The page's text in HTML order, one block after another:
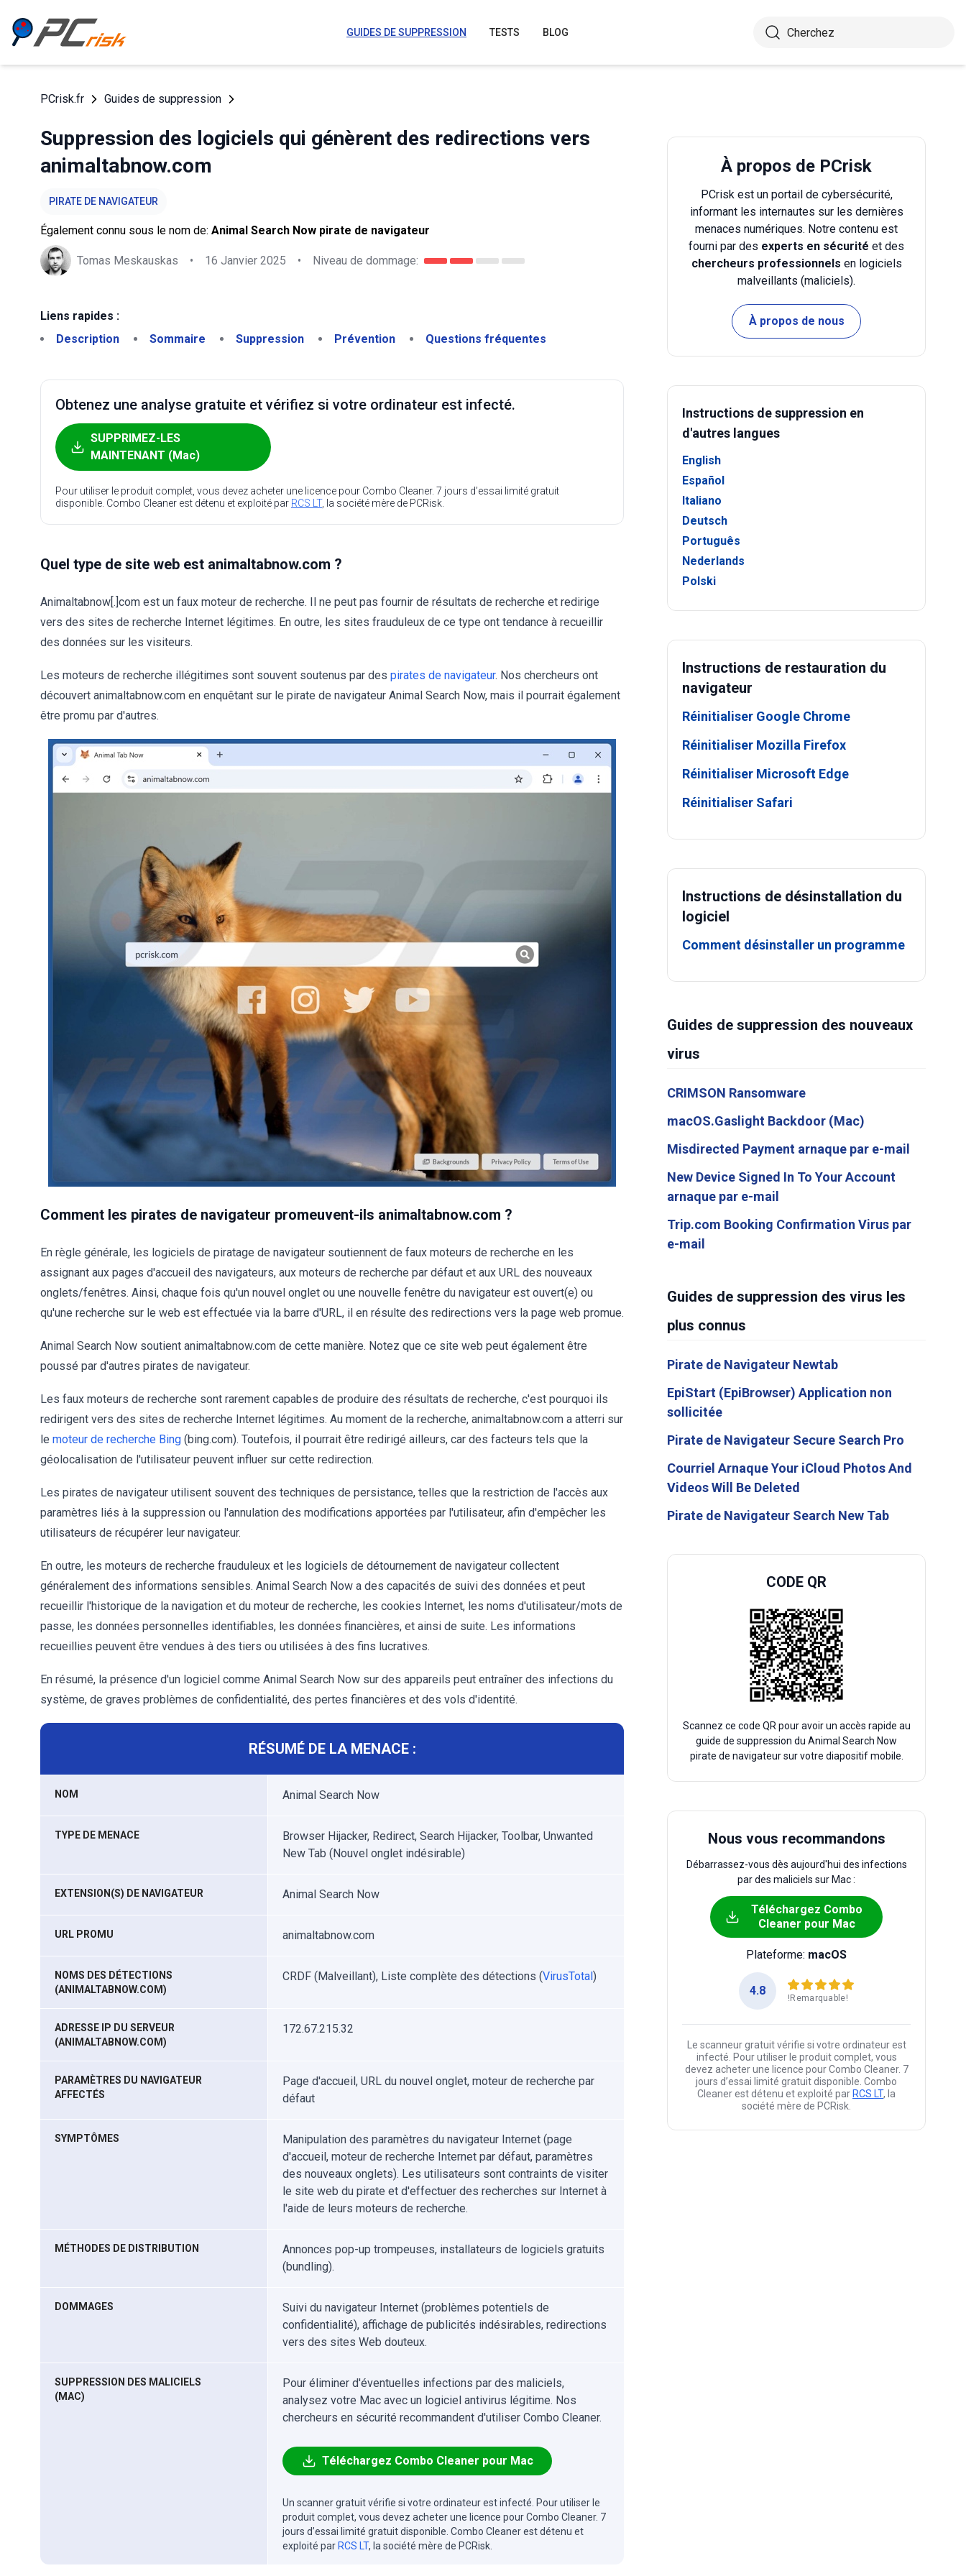
GUIDES DE SUPPRESSION TESTS BLOG
PCrisk.fr Guides de suppression
Suppression des logiciels qui génèrent des redirections vers
animaltabnow.com
PIRATE DE NAVIGATEUR
Également connu sous le nom de: Animal Search Now pirate de navigateur
Tomas Meskauskas • 16 Janvier 2025 • Niveau de dommage:
Liens rapides :
Description
Sommaire Suppression Prévention Questions fréquentes
Obtenez une analyse gratuite et vérifiez si votre ordinateur est infecté.
SUPPRIMEZ-LES
MAINTENANT (Mac)
Pour utiliser le produit complet, vous devez acheter une licence pour Combo Cleaner. 7 jours d’essai limité gratuit
disponible. Combo Cleaner est détenu et exploité par RCS LT, la société mère de PCRisk.
Quel type de site web est animaltabnow.com ?
Animaltabnow[.]com est un faux moteur de recherche. Il ne peut pas fournir de résultats de recherche et redirige
vers des sites de recherche Internet légitimes. En outre, les sites frauduleux de ce type ont tendance à recueillir
des données sur les visiteurs.
Les moteurs de recherche illégitimes sont souvent soutenus par des pirates de navigateur. Nos chercheurs ont
découvert animaltabnow.com en enquêtant sur le pirate de navigateur Animal Search Now, mais il pourrait également
être promu par d'autres.
Comment les pirates de navigateur promeuvent-ils animaltabnow.com ?
En règle générale, les logiciels de piratage de navigateur soutiennent de faux moteurs de recherche en les
assignant aux pages d'accueil des navigateurs, aux moteurs de recherche par défaut et aux URL des nouveaux
onglets/fenêtres. Ainsi, chaque fois qu'un nouvel onglet ou une nouvelle fenêtre du navigateur est ouvert(e) ou
qu'une recherche sur le web est effectuée via la barre d'URL, il en résulte des redirections vers la page web promue.
Animal Search Now soutient animaltabnow.com de cette manière. Notez que ce site web peut également être
poussé par d'autres pirates de navigateur.
Les faux moteurs de recherche sont rarement capables de produire des résultats de recherche, c'est pourquoi ils
redirigent vers des sites de recherche Internet légitimes. Au moment de la recherche, animaltabnow.com a atterri sur
le moteur de recherche Bing (bing.com). Toutefois, il pourrait être redirigé ailleurs, car des facteurs tels que la
géolocalisation de l'utilisateur peuvent influer sur cette redirection.
Les pirates de navigateur utilisent souvent des techniques de persistance, telles que la restriction de l'accès aux
paramètres liés à la suppression ou l'annulation des modifications apportées par l'utilisateur, afin d'empêcher les
utilisateurs de récupérer leur navigateur.
En outre, les moteurs de recherche frauduleux et les logiciels de détournement de navigateur collectent
généralement des informations sensibles. Animal Search Now a des capacités de suivi des données et peut
recueillir l'historique de la navigation et du moteur de recherche, les cookies Internet, les noms d'utilisateur/mots de
passe, les données personnelles identifiables, les données financières, et ainsi de suite. Les informations
recueillies peuvent être vendues à des tiers ou utilisées à des fins lucratives.
En résumé, la présence d'un logiciel comme Animal Search Now sur des appareils peut entraîner des infections du
système, de graves problèmes de confidentialité, des pertes financières et des vols d'identité.
RÉSUMÉ DE LA MENACE :
NOM Animal Search Now
TYPE DE MENACE
Browser Hijacker, Redirect, Search Hijacker, Toolbar, Unwanted
New Tab (Nouvel onglet indésirable)
EXTENSION(S) DE NAVIGATEUR Animal Search Now
URL PROMU animaltabnow.com
NOMS DES DÉTECTIONS
(ANIMALTABNOW.COM)
CRDF (Malveillant), Liste complète des détections (VirusTotal)
ADRESSE IP DU SERVEUR
(ANIMALTABNOW.COM)
172.67.215.32
PARAMÈTRES DU NAVIGATEUR
AFFECTÉS
Page d'accueil, URL du nouvel onglet, moteur de recherche par
défaut
SYMPTÔMES
Manipulation des paramètres du navigateur Internet (page
d'accueil, moteur de recherche Internet par défaut, paramètres
des nouveaux onglets). Les utilisateurs sont contraints de visiter
le site web du pirate et d'effectuer des recherches sur Internet à
l'aide de leurs moteurs de recherche.
MÉTHODES DE DISTRIBUTION
Annonces pop-up trompeuses, installateurs de logiciels gratuits
(bundling).
DOMMAGES
Suivi du navigateur Internet (problèmes potentiels de
confidentialité), affichage de publicités indésirables, redirections
vers des sites Web douteux.
SUPPRESSION DES MALICIELS
(MAC)
Pour éliminer d'éventuelles infections par des maliciels,
analysez votre Mac avec un logiciel antivirus légitime. Nos
chercheurs en sécurité recommandent d'utiliser Combo Cleaner.
Téléchargez Combo Cleaner pour Mac
Un scanner gratuit vérifie si votre ordinateur est infecté. Pour utiliser le
produit complet, vous devez acheter une licence pour Combo Cleaner. 7
jours d’essai limité gratuit disponible. Combo Cleaner est détenu et
exploité par RCS LT, la société mère de PCRisk.
À propos de PCrisk
PCrisk est un portail de cybersécurité,
informant les internautes sur les dernières
menaces numériques. Notre contenu est
fourni par des experts en sécurité et des
chercheurs professionnels en logiciels
malveillants (maliciels).
À propos de nous
Instructions de suppression en
d'autres langues
English
Español
Italiano
Deutsch
Português
Nederlands
Polski
Instructions de restauration du
navigateur
Réinitialiser Google Chrome
Réinitialiser Mozilla Firefox
Réinitialiser Microsoft Edge
Réinitialiser Safari
Instructions de désinstallation du
logiciel
Comment désinstaller un programme
Guides de suppression des nouveaux
virus
CRIMSON Ransomware
macOS.Gaslight Backdoor (Mac)
Misdirected Payment arnaque par e-mail
New Device Signed In To Your Account
arnaque par e-mail
Trip.com Booking Confirmation Virus par
e-mail
Guides de suppression des virus les
plus connus
Pirate de Navigateur Newtab
EpiStart (EpiBrowser) Application non
sollicitée
Pirate de Navigateur Secure Search Pro
Courriel Arnaque Your iCloud Photos And
Videos Will Be Deleted
Pirate de Navigateur Search New Tab
CODE QR
Scannez ce code QR pour avoir un accès rapide au
guide de suppression du Animal Search Now
pirate de navigateur sur votre diapositif mobile.
Nous vous recommandons
Débarrassez-vous dès aujourd'hui des infections
par des maliciels sur Mac :
Téléchargez Combo
Cleaner pour Mac
Plateforme: macOS
4.8
!Remarquable!
Le scanneur gratuit vérifie si votre ordinateur est
infecté. Pour utiliser le produit complet, vous
devez acheter une licence pour Combo Cleaner. 7
jours d’essai limité gratuit disponible. Combo
Cleaner est détenu et exploité par RCS LT, la
société mère de PCRisk.